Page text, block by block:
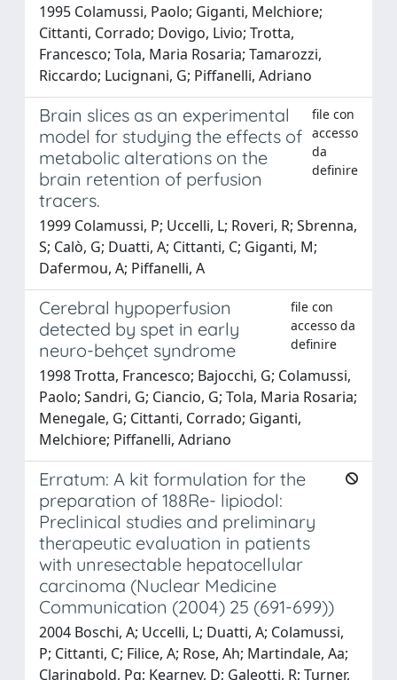
1995 Colamussi, Paolo; Giganti, Melchiore;
Cittanti, Corrado; Dovigo, Livio; Trotta,
Francesco; Tola, Maria Rosaria; Tamarozzi,
Riccardo; Lucignani, G; Piffanelli, Adriano
Brain slices as an experimental
model for studying the effects of
metabolic alterations on the
brain retention of perfusion
tracers.
file con
accesso
da
definire
1999 Colamussi, P; Uccelli, L; Roveri, R; Sbrenna,
S; Calò, G; Duatti, A; Cittanti, C; Giganti, M;
Dafermou, A; Piffanelli, A
Cerebral hypoperfusion
detected by spet in early
neuro-behçet syndrome
file con
accesso da
definire
1998 Trotta, Francesco; Bajocchi, G; Colamussi,
Paolo; Sandri, G; Ciancio, G; Tola, Maria Rosaria;
Menegale, G; Cittanti, Corrado; Giganti,
Melchiore; Piffanelli, Adriano
Erratum: A kit formulation for the
preparation of 188Re- lipiodol:
Preclinical studies and preliminary
therapeutic evaluation in patients
with unresectable hepatocellular
carcinoma (Nuclear Medicine
Communication (2004) 25 (691-699))
2004 Boschi, A; Uccelli, L; Duatti, A; Colamussi,
P; Cittanti, C; Filice, A; Rose, Ah; Martindale, Aa;
Claringbold, Pg; Kearney, D; Galeotti, R; Turner,